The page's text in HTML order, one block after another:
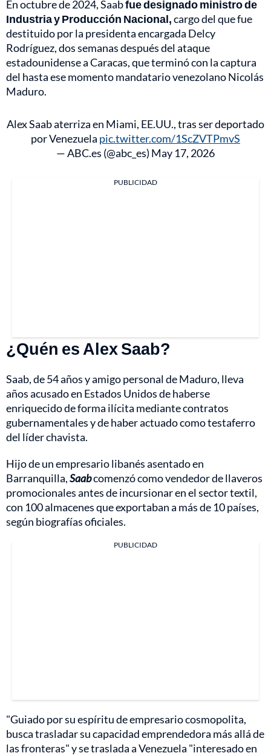
En octubre de 2024, Saabfue designado ministro de
Industria y Producción Nacional,cargo del que fue
destituido por la presidenta encargada Delcy
Rodríguez, dos semanas después del ataque
estadounidense a Caracas, que terminó con la captura
del hasta ese momento mandatario venezolano Nicolás
Maduro.
Alex Saab aterriza en Miami, EE.UU., tras ser deportado
por Venezuela pic.twitter.com/1ScZVTPmvS
— ABC.es (@abc_es) May 17, 2026
PUBLICIDAD
¿Quén es Alex Saab?
Saab, de 54 años y amigo personal de Maduro, lleva
años acusado en Estados Unidos de haberse
enriquecido de forma ilícita mediante contratos
gubernamentales y de haber actuado como testaferro
del líder chavista.
Hijo de un empresario libanés asentado en
Barranquilla,Saabcomenzó como vendedor de llaveros
promocionales antes de incursionar en el sector textil,
con 100 almacenes que exportaban a más de 10 países,
según biografías oficiales.
PUBLICIDAD
"Guiado por su espíritu de empresario cosmopolita,
busca trasladar su capacidad emprendedora más allá de
las fronteras" y se traslada a Venezuela "interesado en